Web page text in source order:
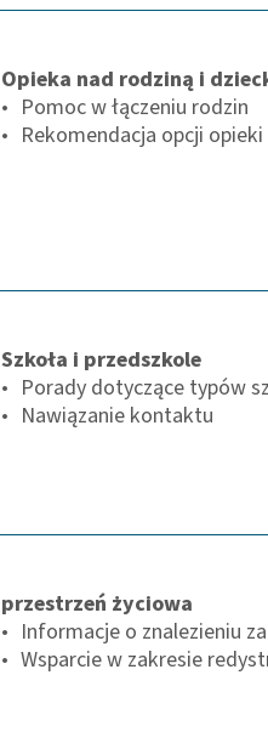
Opieka nad rodziną i
Pomoc w łączeniu rodzin
Rekomendacja opcji opieki
Szkoła i przedszkole
Porady dotyczące typów
Nawiązanie kontaktu
przestrzeń życiowa
Informacje o znalezieniu
Wsparcie w zakresie